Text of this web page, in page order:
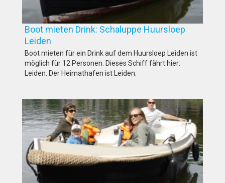
Boot mieten Drink: Schaluppe Huursloep
Leiden
Boot mieten für ein Drink auf dem Huursloep Leiden ist
möglich für 12 Personen. Dieses Schiff fährt hier:
Leiden. Der Heimathafen ist Leiden.